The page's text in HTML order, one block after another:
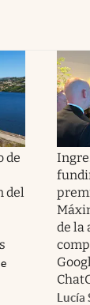
de
del
de la
Lucía